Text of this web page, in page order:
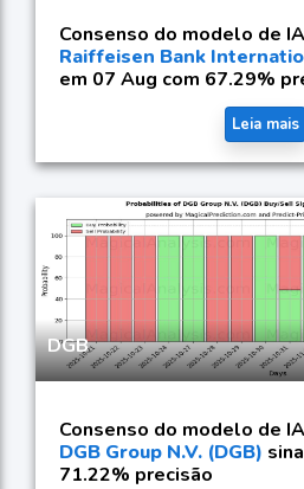
Consenso do modelo de
Raiffeisen Bank
em 07 Aug com 67.29%
Leia mais
DGB
Consenso do modelo de
DGB Group N.V. (DGB)
71.22% precisão